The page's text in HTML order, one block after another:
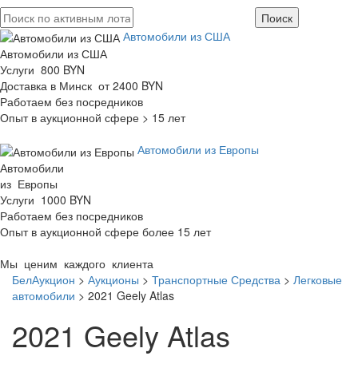
Автомобили из США
Автомобили из США
Услуги 800 BYN
Доставка в Минск от 2400 BYN
Работаем без посредников
Опыт в аукционной сфере > 15 лет
Автомобили из Европы
Автомобили
из Европы
Услуги 1000 BYN
Работаем без посредников
Опыт в аукционной сфере более 15 лет
Мы ценим каждого клиента
БелАукцион > Аукционы > Транспортные Средства > Легковые
автомобили > 2021 Geely Atlas
2021 Geely Atlas